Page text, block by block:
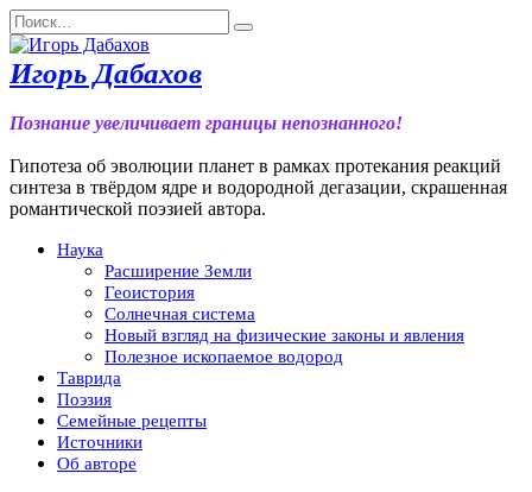
Перейти
к
содержанию
Search
for:
Игорь Дабахов
Познание увеличивает границы непознанного!
Гипотеза об эволюции планет в рамках протекания реакций
синтеза в твёрдом ядре и водородной дегазации, скрашенная
романтической поэзией автора.
Наука
Расширение Земли
Геоистория
Солнечная система
Новый взгляд на физические законы и явления
Полезное ископаемое водород
Таврида
Поэзия
Семейные рецепты
Источники
Об авторе